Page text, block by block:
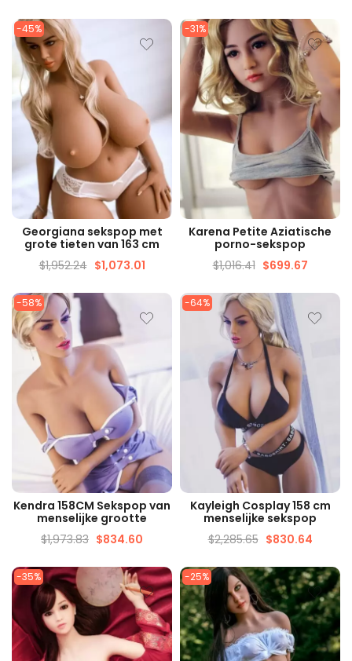
-45%
SNELLE WEERGAVE
Georgiana sekspop met
grote tieten van 163 cm
$1,952.24 $1,073.01
-31%
SNELLE WEERGAVE
Karena Petite Aziatische
porno-sekspop
$1,016.41 $699.67
-58%
SNELLE WEERGAVE
Kendra 158CM Sekspop van
menselijke grootte
$1,973.83 $834.60
-64%
SNELLE WEERGAVE
Kayleigh Cosplay 158 cm
menselijke sekspop
$2,285.65 $830.64
-35% -25%